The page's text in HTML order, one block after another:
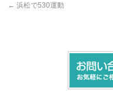
← 浜松で530運動